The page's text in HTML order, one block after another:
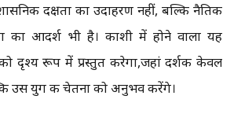
दक्षता का उदाहरण नहीं, बल्कि नैतिक
का आदर्श भी है। काशी में होने वाला यह
को दृश्य रूप में प्रस्तुत करेगा,जहां दर्शक केवल
उस युग की चेतना को अनुभव करेंगे।